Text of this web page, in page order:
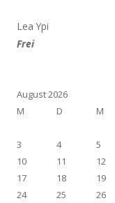
Lea Ypi
Frei
August 2026
M
D M
3
4 5
10
11 12
17
18 19
24
25 26